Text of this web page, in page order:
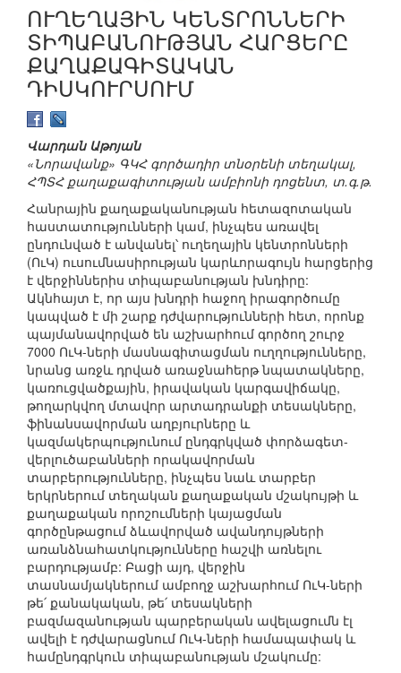
ՈՒՂԵՂԱՅԻՆ ԿԵՆՏՐՈՆՆԵՐԻ
ՏԻՊԱԲԱՆՈՒԹՅԱՆ ՀԱՐՑԵՐԸ
ՔԱՂԱՔԱԳԻՏԱԿԱՆ
ԴԻՍԿՈՒՐՍՈՒՄ
Վարդան Աթոյան
«Նորավանք» ԳԿՀ գործադիր տնօրենի տեղակալ,
ՀՊՏՀ քաղաքագիտության ամբիոնի դոցենտ, տ.գ.թ.
Հանրային քաղաքականության հետազոտական
հաստատությունների կամ, ինչպես առավել
ընդունված է անվանել՝ ուղեղային կենտրոնների
(ՈւԿ) ուսումնասիրության կարևորագույն հարցերից
է վերջիններիս տիպաբանության խնդիրը:
Ակնհայտ է, որ այս խնդրի հաջող իրագործումը
կապված է մի շարք դժվարությունների հետ, որոնք
պայմանավորված են աշխարհում գործող շուրջ
7000 ՈւԿ-ների մասնագիտացման ուղղությունները,
նրանց առջև դրված առաջնահերթ նպատակները,
կառուցվածքային, իրավական կարգավիճակը,
թողարկվող մտավոր արտադրանքի տեսակները,
ֆինանսավորման աղբյուրները և
կազմակերպությունում ընդգրկված փորձագետ-
վերլուծաբանների որակավորման
տարբերությունները, ինչպես նաև տարբեր
երկրներում տեղական քաղաքական մշակույթի և
քաղաքական որոշումների կայացման
գործընթացում ձևավորված ավանդույթների
առանձնահատկությունները հաշվի առնելու
բարդությամբ: Բացի այդ, վերջին
տասնամյակներում ամբողջ աշխարհում ՈւԿ-ների
թե՛ քանակական, թե՛ տեսակների
բազմազանության պարբերական ավելացումն էլ
ավելի է դժվարացնում ՈւԿ-ների համապափակ և
համընդգրկուն տիպաբանության մշակումը: